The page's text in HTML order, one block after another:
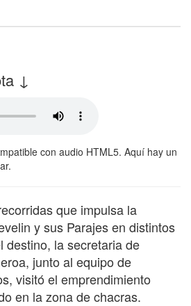
↓
con audio HTML5. Aquí hay un
que impulsa la
y sus Parajes en distintos
destino, la secretaria de
junto al equipo de
visitó el emprendimiento
en la zona de chacras.